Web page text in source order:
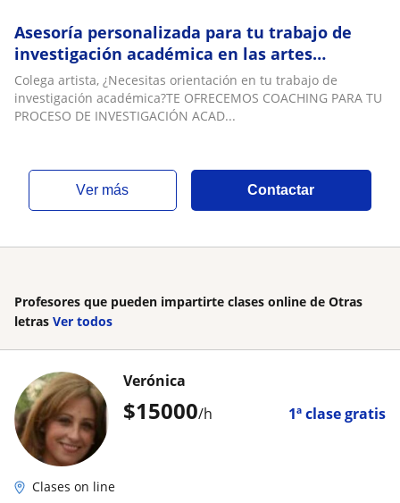
Asesoría personalizada para tu trabajo de
investigación académica en las artes
escénicas
Colega artista, ¿Necesitas orientación en tu trabajo de
investigación académica?TE OFRECEMOS COACHING PARA TU
PROCESO DE INVESTIGACIÓN ACAD...
ver más Contactar
Profesores que pueden impartirte clases online de Otras
letras Ver todos
$15000/h 1ª clase gratis
Verónica
Clases on line